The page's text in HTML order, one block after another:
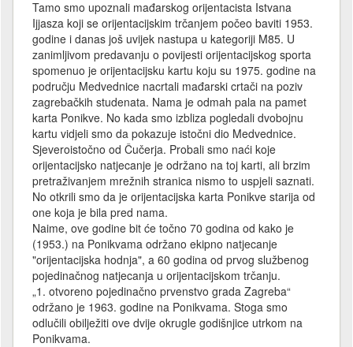
Tamo smo upoznali mađarskog orijentacista Istvana
Ijjasza koji se orijentacijskim trčanjem počeo baviti 1953.
godine i danas još uvijek nastupa u kategoriji M85. U
zanimljivom predavanju o povijesti orijentacijskog sporta
spomenuo je orijentacijsku kartu koju su 1975. godine na
području Medvednice nacrtali mađarski crtači na poziv
zagrebačkih studenata. Nama je odmah pala na pamet
karta Ponikve. No kada smo izbliza pogledali dvobojnu
kartu vidjeli smo da pokazuje istočni dio Medvednice.
Sjeveroistočno od Čučerja. Probali smo naći koje
orijentacijsko natjecanje je održano na toj karti, ali brzim
pretraživanjem mrežnih stranica nismo to uspjeli saznati.
No otkrili smo da je orijentacijska karta Ponikve starija od
one koja je bila pred nama.
Naime, ove godine bit će točno 70 godina od kako je
(1953.) na Ponikvama održano ekipno natjecanje
"orijentacijska hodnja", a 60 godina od prvog službenog
pojedinačnog natjecanja u orijentacijskom trčanju.
„1. otvoreno pojedinačno prvenstvo grada Zagreba“
održano je 1963. godine na Ponikvama. Stoga smo
odlučili obilježiti ove dvije okrugle godišnjice utrkom na
Ponikvama.